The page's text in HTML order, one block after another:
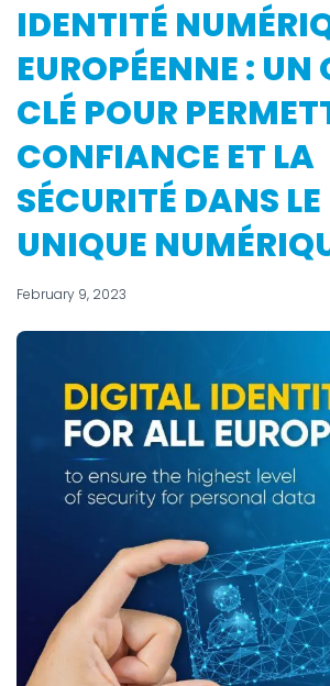
IDENTITÉ
EUROPÉENNE : UN
CLÉ POUR
CONFIANCE ET LA
SÉCURITÉ DANS
UNIQUE
February 9, 2023